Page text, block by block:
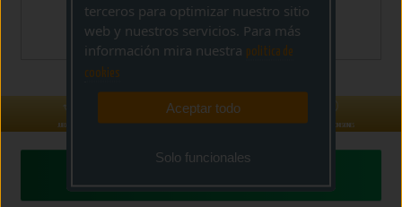
CESTA
JUEGO SEGURO NI GASTOS NI COMISIONES
terceros para optimizar nuestro sitio
web y nuestros servicios. Para más
información mira nuestra politica de
cookies
Aceptar todo
Solo funcionales